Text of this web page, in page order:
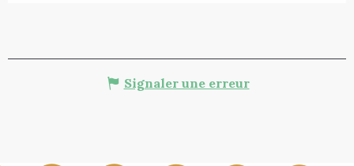
Signaler une erreur